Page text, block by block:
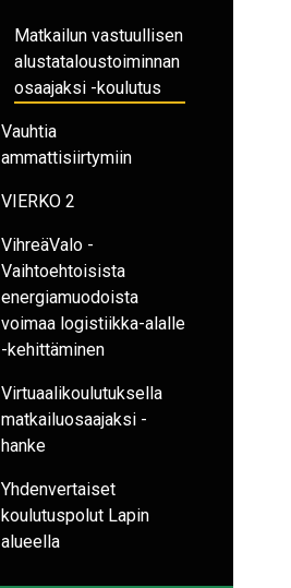
Matkailun vastuullisen
alustataloustoiminnan
osaajaksi -koulutus
Vauhtia
ammattisiirtymiin
VIERKO 2
VihreäValo -
Vaihtoehtoisista
energiamuodoista
voimaa logistiikka-alalle
-kehittäminen
Virtuaalikoulutuksella
matkailuosaajaksi -
hanke
Yhdenvertaiset
koulutuspolut Lapin
alueella